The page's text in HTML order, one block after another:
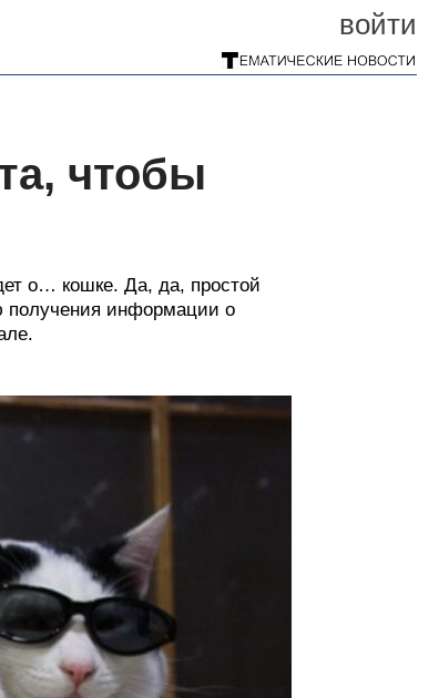
войти
чтобы
о… кошке. Да, да, простой
получения информации о